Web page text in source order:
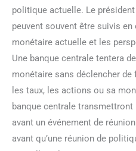
politique actuelle. Le
peuvent souvent être suivis
monétaire actuelle et les
Une banque centrale tentera
monétaire sans déclencher
les taux, les actions ou sa
banque centrale
avant un événement de
avant qu’une réunion de